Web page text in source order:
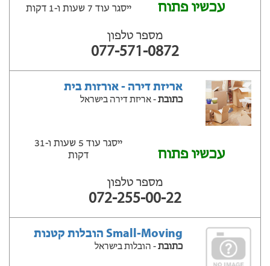
עכשיו פתוח ייסגר עוד 7 שעות ‫ו-1 דקות
מספר טלפון
077-571-0872
אריזת דירה - אורזות בית
כתובת- אריזת דירה בישראל
עכשיו פתוח
ייסגר עוד 5 שעות ‫ו-31
דקות
מספר טלפון
072-255-00-22
Small-Moving הובלות קטנות
כתובת- הובלות בישראל